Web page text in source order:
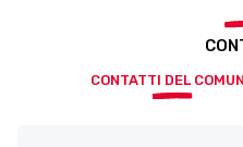
CONTATTI DEL